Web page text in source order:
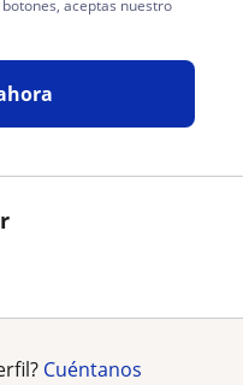
aceptas nuestro
Cuéntanos